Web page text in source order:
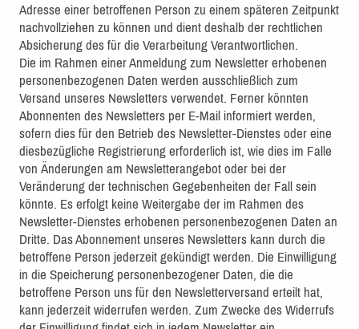
Adresse einer betroffenen Person zu einem späteren Zeitpunkt
nachvollziehen zu können und dient deshalb der rechtlichen
Absicherung des für die Verarbeitung Verantwortlichen.
Die im Rahmen einer Anmeldung zum Newsletter erhobenen
personenbezogenen Daten werden ausschließlich zum
Versand unseres Newsletters verwendet. Ferner könnten
Abonnenten des Newsletters per E-Mail informiert werden,
sofern dies für den Betrieb des Newsletter-Dienstes oder eine
diesbezügliche Registrierung erforderlich ist, wie dies im Falle
von Änderungen am Newsletterangebot oder bei der
Veränderung der technischen Gegebenheiten der Fall sein
könnte. Es erfolgt keine Weitergabe der im Rahmen des
Newsletter-Dienstes erhobenen personenbezogenen Daten an
Dritte. Das Abonnement unseres Newsletters kann durch die
betroffene Person jederzeit gekündigt werden. Die Einwilligung
in die Speicherung personenbezogener Daten, die die
betroffene Person uns für den Newsletterversand erteilt hat,
kann jederzeit widerrufen werden. Zum Zwecke des Widerrufs